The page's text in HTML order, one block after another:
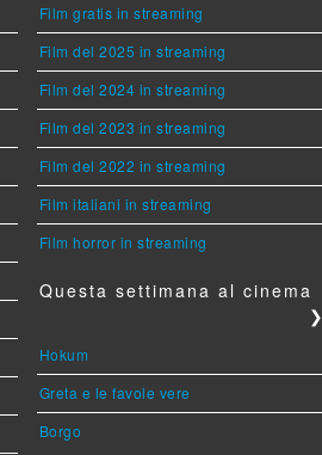
Film gratis in streaming
Film del 2025 in streaming
Film del 2024 in streaming
Film del 2023 in streaming
Film del 2022 in streaming
Film italiani in streaming
Film horror in streaming
Questa settimana al cinema
❯
Hokum
Greta e le favole vere
Borgo